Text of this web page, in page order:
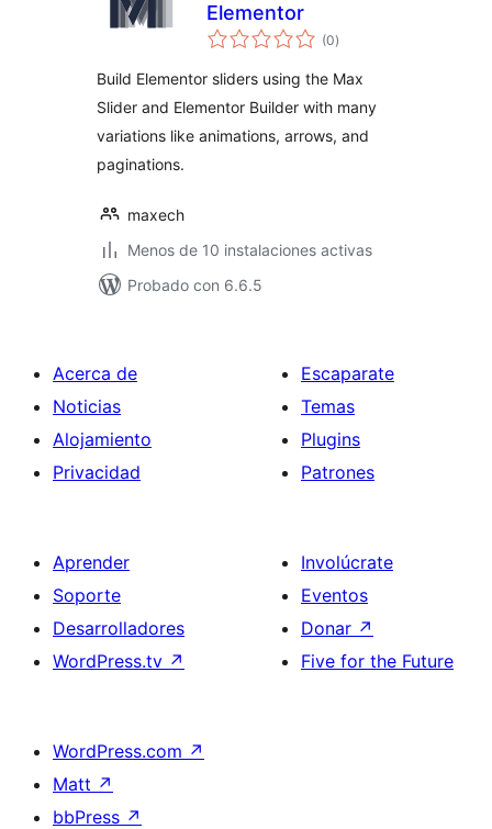
Elementor
(0valoraciones
en
)
Build Elementor sliders using the Max
Slider and Elementor Builder with many
variations like animations, arrows, and
paginations.
maxech
Menos de 10 instalaciones activas
Probado con 6.6.5
Acerca de
Noticias
Alojamiento
Privacidad
Escaparate
Temas
Plugins
Patrones
Aprender
Soporte
Desarrolladores
WordPress.tv ↗
Involúcrate
Eventos
Donar ↗
Five for the Future
WordPress.com ↗
Matt ↗
bbPress ↗